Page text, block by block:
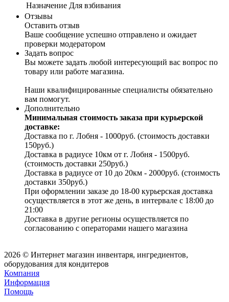
Назначение Для взбивания
Отзывы
Оставить отзыв
Ваше сообщение успешно отправлено и ожидает
проверки модератором
Задать вопрос
Вы можете задать любой интересующий вас вопрос по
товару или работе магазина.
Наши квалифицированные специалисты обязательно
вам помогут.
Дополнительно
Минимальная стоимость заказа при курьерской
доставке:
Доставка по г. Лобня - 1000руб. (стоимость доставки
150руб.)
Доставка в радиусе 10км от г. Лобня - 1500руб.
(стоимость доставки 250руб.)
Доставка в радиусе от 10 до 20км - 2000руб. (стоимость
доставки 350руб.)
При оформлении заказе до 18-00 курьерская доставка
осуществляется в этот же день, в интервале с 18:00 до
21:00
Доставка в другие регионы осуществляется по
согласованию с операторами нашего магазина
2026 © Интернет магазин инвентаря, ингредиентов,
оборудования для кондитеров
Компания
Информация
Помощь